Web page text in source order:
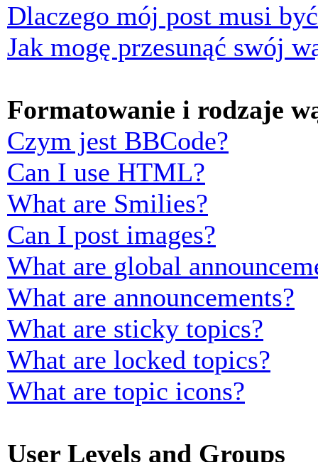
Dlaczego mój post musi
Jak mogę przesunąć swój
Formatowanie i rodzaje
Czym jest BBCode?
Can I use HTML?
What are Smilies?
Can I post images?
What are global
What are announcements?
What are sticky topics?
What are locked topics?
What are topic icons?
User Levels and Groups